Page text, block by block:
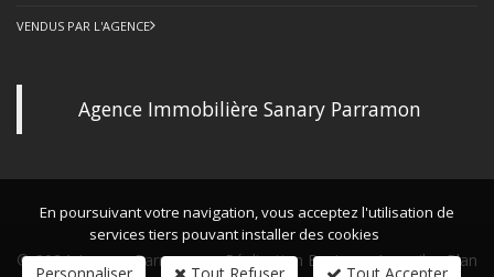
VENDUS PAR L'AGENCE
Agence Immobilière Sanary Parramon
© 2024 Agence Parramon -Réalisation Bexter-Accueil-Plan
En poursuivant votre navigation, vous acceptez l'utilisation de
services tiers pouvant installer des cookies